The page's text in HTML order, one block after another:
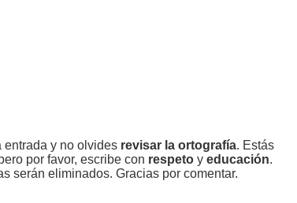
entrada y no olvides revisar la ortografía. Estás
por favor, escribe con respeto y educación.
serán eliminados. Gracias por comentar.